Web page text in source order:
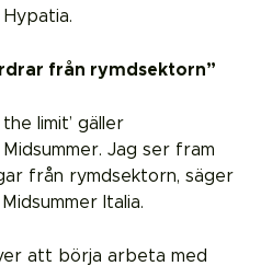
från rymdsektorn”
limit’ gäller
Jag ser fram
från rymdsektorn, säger
Italia.
att börja arbeta med